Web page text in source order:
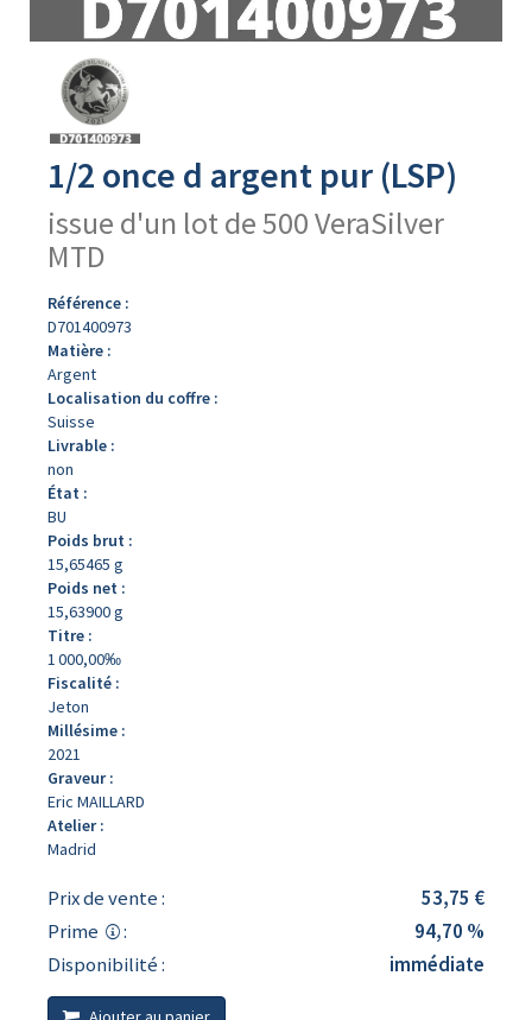
produit
1/2 once d argent pur (LSP)
issue d'un lot de 500 VeraSilver
MTD
Référence :
D701400973
Matière :
Argent
Localisation du coffre :
Suisse
Livrable :
non
État :
BU
Poids brut :
15,65465 g
Poids net :
15,63900 g
Titre :
1 000,00‰
Fiscalité :
Jeton
Millésime :
2021
Graveur :
Eric MAILLARD
Atelier :
Madrid
Prix de vente :
53,75 €
Prime
:
94,70 %
Disponibilité :
immédiate